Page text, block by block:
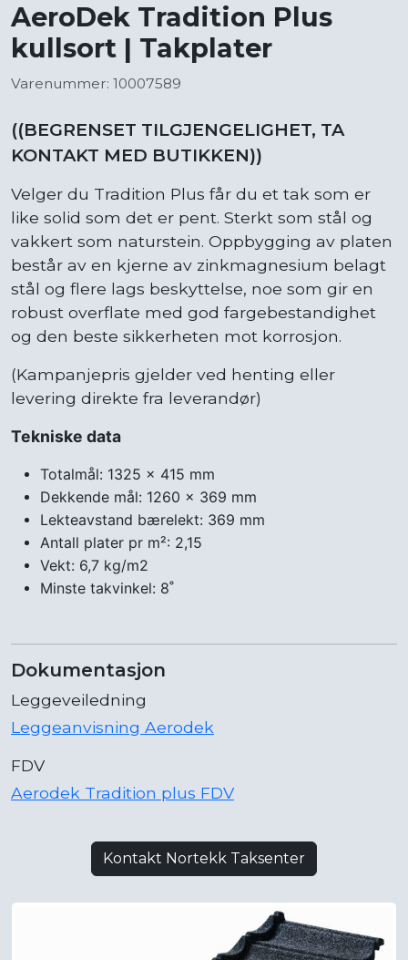
AeroDek Tradition Plus
kullsort | Takplater
Varenummer: 10007589
((BEGRENSET TILGJENGELIGHET, TA
KONTAKT MED BUTIKKEN))
Velger du Tradition Plus får du et tak som er
like solid som det er pent. Sterkt som stål og
vakkert som naturstein. Oppbygging av platen
består av en kjerne av zinkmagnesium belagt
stål og flere lags beskyttelse, noe som gir en
robust overflate med god fargebestandighet
og den beste sikkerheten mot korrosjon.
(Kampanjepris gjelder ved henting eller
levering direkte fra leverandør)
Tekniske data
Totalmål: 1325 x 415 mm
Dekkende mål: 1260 x 369 mm
Lekteavstand bærelekt: 369 mm
Antall plater pr m²: 2,15
Vekt: 6,7 kg/m2
Minste takvinkel: 8˚
Dokumentasjon
Leggeveiledning
Leggeanvisning Aerodek
FDV
Aerodek Tradition plus FDV
Kontakt Nortekk Taksenter